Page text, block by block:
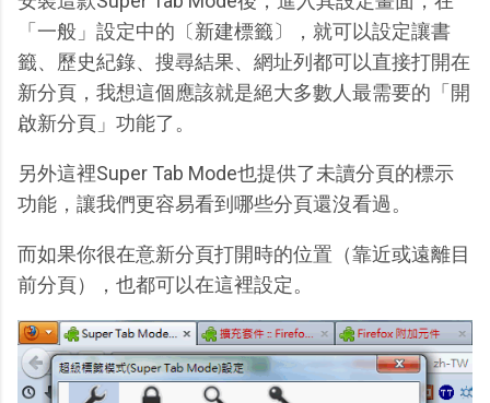
「一般」設定中的〔新建標籤〕，就可以設定讓書
籤、歷史紀錄、搜尋結果、網址列都可以直接打開在
新分頁，我想這個應該就是絕大多數人最需要的「開
啟新分頁」功能了。
另外這裡Super Tab Mode也提供了未讀分頁的標示
功能，讓我們更容易看到哪些分頁還沒看過。
而如果你很在意新分頁打開時的位置（靠近或遠離目
前分頁），也都可以在這裡設定。